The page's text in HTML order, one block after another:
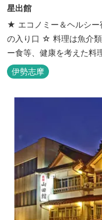
星出館
★ エコノミー＆ヘルシー宿 ★ 古い商屋や蔵のある河崎町の
の入り口 ☆ 料理は魚介類中心ですが希望によりアレルギーアトピ
ー食等、健康を考えた料理も対応（
設置した青森ヒバと信楽
【Japanese Inn Group
伊勢志摩